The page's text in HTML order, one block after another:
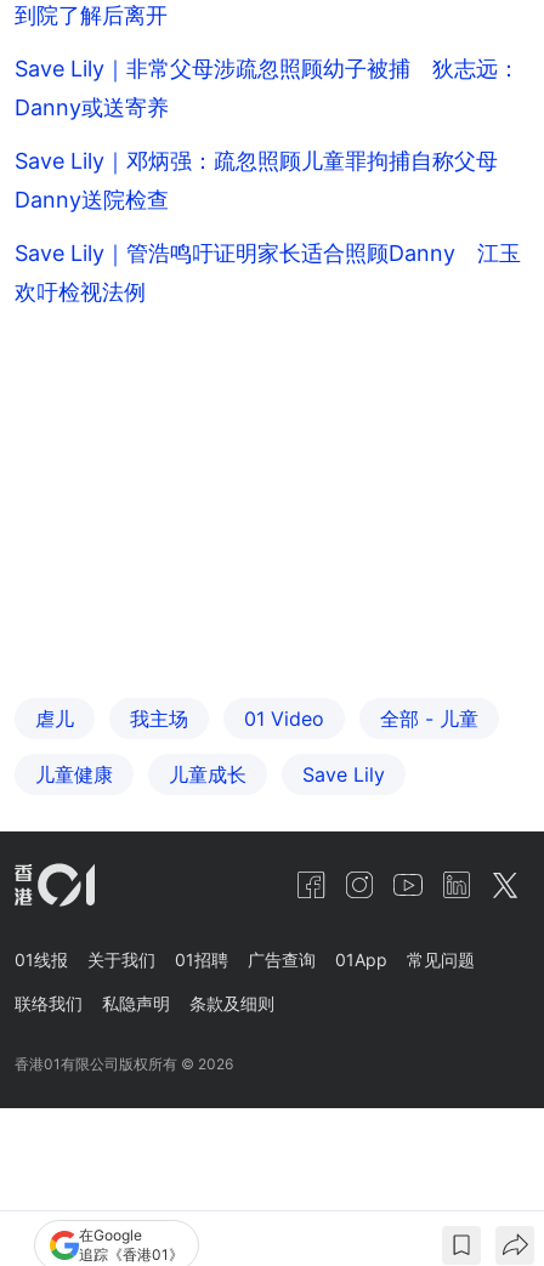
到院了解后离开
Save Lily｜非常父母涉疏忽照顾幼子被捕 狄志远：
Danny或送寄养
Save Lily｜邓炳强：疏忽照顾儿童罪拘捕自称父母
Danny送院检查
Save Lily｜管浩鸣吁证明家长适合照顾Danny 江玉
欢吁检视法例
虐儿 我主场 01 Video 全部 - 儿童
儿童健康 儿童成长 Save Lily
在Google
追踪《香港01》
01线报 关于我们 01招聘 广告查询 01App 常见问题
联络我们 私隐声明 条款及细则
香港01有限公司版权所有 © 2026